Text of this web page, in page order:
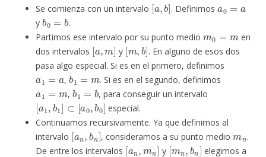
Se comienza con un intervalo . Definimos
y
b0=b
.
Partimos ese intervalo por su punto medio
en
dos intervalos
[a,m]
y
[m b]
. En alguno de esos dos
pasa algo especial. Si es en el primero, definimos
a1= a
,
b 1=m
. Si es en el segundo, definimos
a1 m
,
b b
, para conseguir un intervalo
[a b1]⊂[ b 0]
especial.
Continuamos recursivamente. Ya que definimos al
intervalo
[an bn]
, consideramos a su punto medio
.
De entre los intervalos
[an,mn]
y
[mn,bn]
elegimos a